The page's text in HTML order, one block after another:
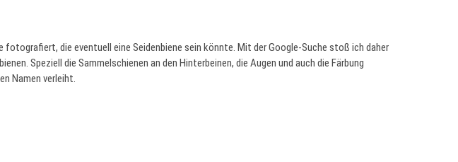
die eventuell eine Seidenbiene sein könnte. Mit der Google-Suche stoß ich daher
Speziell die Sammelschienen an den Hinterbeinen, die Augen und auch die Färbung
Namen verleiht.